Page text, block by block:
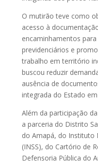
O mutirão teve como
acesso à
encaminhamentos
previdenciários e
trabalho em território
buscou reduzir
ausência de
integrada do Estado
Além da participação
a parceria do Distrito
do Amapá, do Instituto
(INSS), do Cartório de
Defensoria Pública do